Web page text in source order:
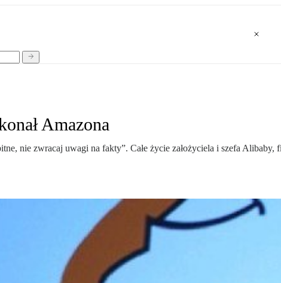
Amazona
nie zwracaj uwagi na fakty”. Całe życie założyciela i szefa